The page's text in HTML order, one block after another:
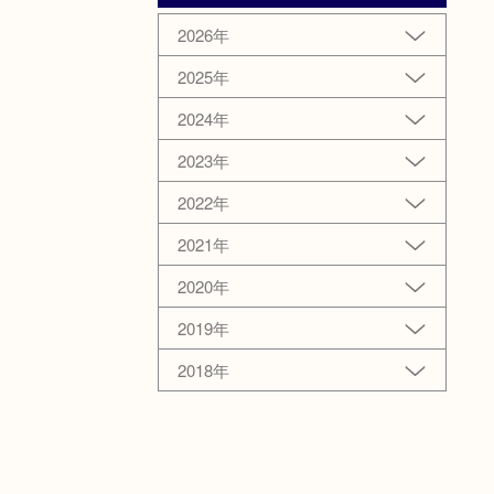
2026年
2025年
2024年
2023年
2022年
2021年
2020年
2019年
2018年